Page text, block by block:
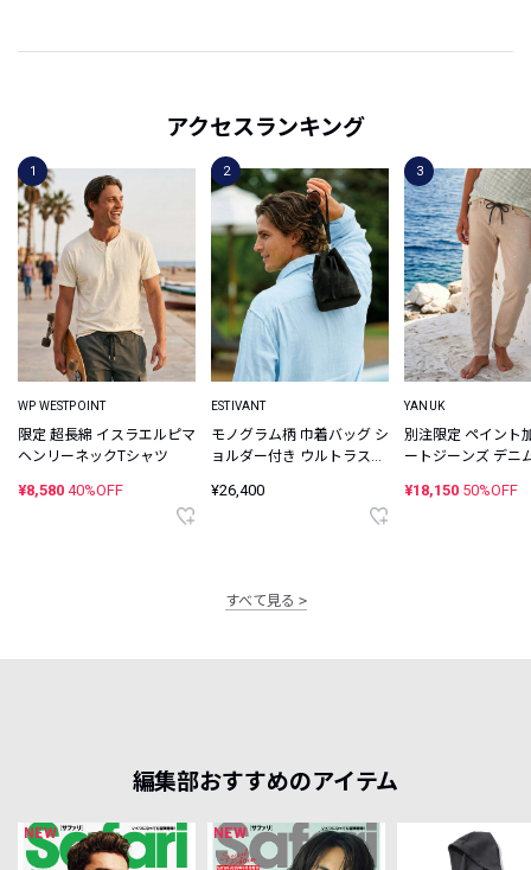
アクセスランキング
WP WESTPOINT
限定 超長綿 イスラエルピマ
ヘンリーネックTシャツ
¥8,580 40%OFF
ESTIVANT
モノグラム柄 巾着バッグ シ
ョルダー付き ウルトラスエ
¥26,400
YANUK
別注限定 ペイント
ートジーンズ デニ
¥18,150 50%OFF
すべて見る
編集部おすすめのアイテム
NEW NEW